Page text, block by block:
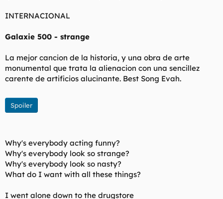
INTERNACIONAL
Galaxie 500 - strange
La mejor cancion de la historia, y una obra de arte
monumental que trata la alienacion con una sencillez
carente de artificios alucinante. Best Song Evah.
Spoiler
Why's everybody acting funny?
Why's everybody look so strange?
Why's everybody look so nasty?
What do I want with all these things?
I went alone down to the drugstore